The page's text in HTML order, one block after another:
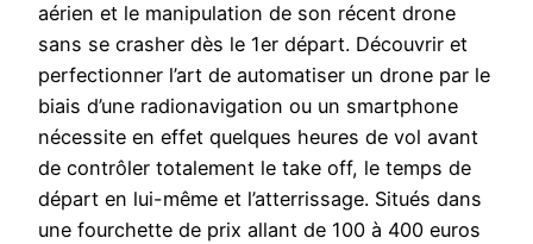
aérien et le manipulation de son récent drone
sans se crasher dès le 1er départ. Découvrir et
perfectionner l’art de automatiser un drone par le
biais d’une radionavigation ou un smartphone
nécessite en effet quelques heures de vol avant
de contrôler totalement le take off, le temps de
départ en lui-même et l’atterrissage. Situés dans
une fourchette de prix allant de 100 à 400 euros